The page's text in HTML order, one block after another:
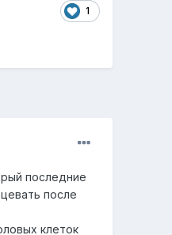
1
последние
после
клеток